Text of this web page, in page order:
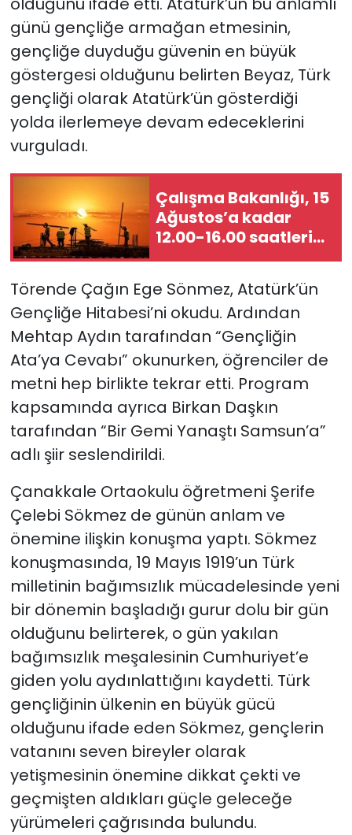
günü gençliğe armağan etmesinin,
gençliğe duyduğu güvenin en büyük
göstergesi olduğunu belirten Beyaz, Türk
gençliği olarak Atatürk’ün gösterdiği
yolda ilerlemeye devam edeceklerini
vurguladı.
Çalışma Bakanlığı, 15
Ağustos’a kadar
12.00-16.00 saatleri
arasında güneş
yasakladı
Törende Çağın Ege Sönmez, Atatürk’ün
Gençliğe Hitabesi’ni okudu. Ardından
Mehtap Aydın tarafından “Gençliğin
Ata’ya Cevabı” okunurken, öğrenciler de
metni hep birlikte tekrar etti. Program
kapsamında ayrıca Birkan Daşkın
tarafından “Bir Gemi Yanaştı Samsun’a”
adlı şiir seslendirildi.
Çanakkale Ortaokulu öğretmeni Şerife
Çelebi Sökmez de günün anlam ve
önemine ilişkin konuşma yaptı. Sökmez
konuşmasında, 19 Mayıs 1919’un Türk
milletinin bağımsızlık mücadelesinde yeni
bir dönemin başladığı gurur dolu bir gün
olduğunu belirterek, o gün yakılan
bağımsızlık meşalesinin Cumhuriyet’e
giden yolu aydınlattığını kaydetti. Türk
gençliğinin ülkenin en büyük gücü
olduğunu ifade eden Sökmez, gençlerin
vatanını seven bireyler olarak
yetişmesinin önemine dikkat çekti ve
geçmişten aldıkları güçle geleceğe
yürümeleri çağrısında bulundu.